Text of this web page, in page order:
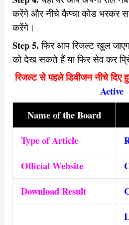
करेंगे और नीचे कैप्चा कोड भरकर
करेंगे।
Step 5. फिर आप रिजल्ट खुल
को देख सकते हैं या फिर सेव कर
रिजल्ट से पहले डिवीजन नीचे
Active
Name of the Board
Type of Article
Official Website
Download Result